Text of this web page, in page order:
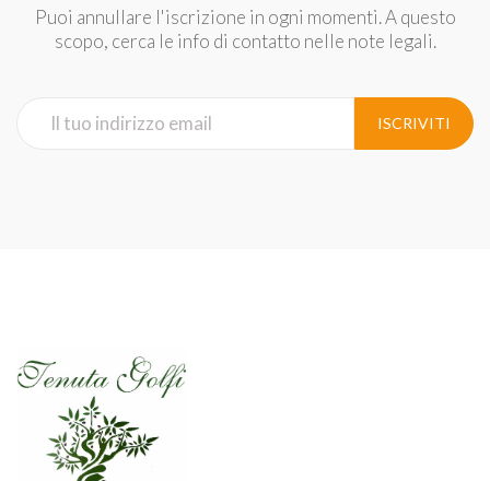
Puoi annullare l'iscrizione in ogni momenti. A questo
scopo, cerca le info di contatto nelle note legali.
ISCRIVITI